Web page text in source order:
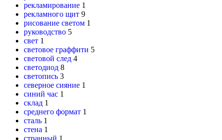
рекламирование 1
рекламного щит 9
рисование светом 1
руководство 5
свет 1
световое граффити 5
световой след 4
светодиод 8
светопись 3
северное сияние 1
синий час 1
склад 1
среднего формат 1
сталь 1
стена 1
странный 1